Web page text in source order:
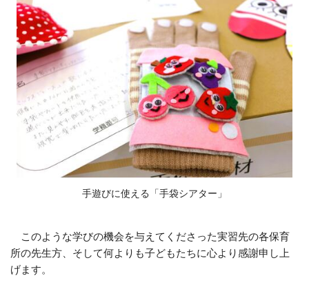
手遊びに使える「手袋シアター」
このような学びの機会を与えてくださった実習先の各保育
所の先生方、そして何よりも子どもたちに心より感謝申し上
げます。